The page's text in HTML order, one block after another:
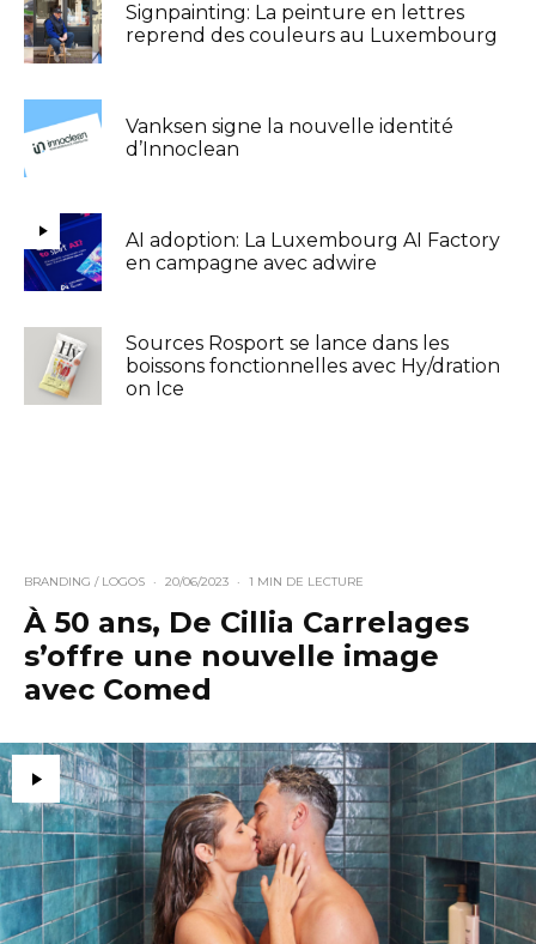
Signpainting: La peinture en lettres
reprend des couleurs au Luxembourg
Vanksen signe la nouvelle identité
d’Innoclean
AI adoption: La Luxembourg AI Factory
en campagne avec adwire
Sources Rosport se lance dans les
boissons fonctionnelles avec Hy/dration
on Ice
BRANDING / LOGOS · 20/06/2023 · 1 MIN DE LECTURE
À 50 ans, De Cillia Carrelages
s’offre une nouvelle image
avec Comed